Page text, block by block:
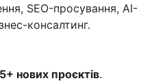
SEO-просування, AI-
консалтинг.
нових проєктів.